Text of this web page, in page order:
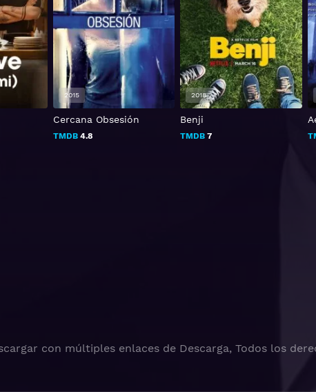
Cercana Obsesión
TMDB4.8
2015
Benji
TMDB 7
2018
con múltiples enlaces de Descarga, Todos los